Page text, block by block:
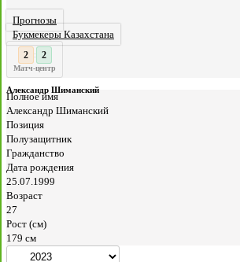
Прогнозы
Букмекеры Казахстана
3
:
Матч-центр
Александр Шиманский
Полное имя
Александр Шиманский
Позиция
Полузащитник
Гражданство
Дата рождения
25.07.1999
Возраст
27
Рост (см)
179 см